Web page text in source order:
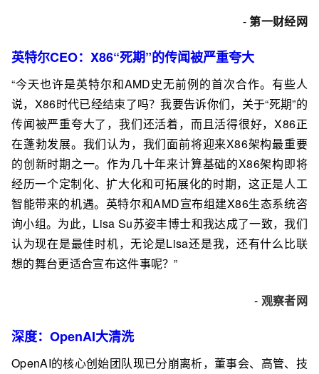
-第一财经网
英特尔CEO：X86“死期”的传闻被严重夸大
“今天也许是英特尔和AMD史无前例的首次合作。有些人
说，X86时代已经结束了吗？我要告诉你们，关于“死期”的
传闻被严重夸大了，我们还活着，而且活得很好，X86正
在蓬勃发展。我们认为，我们面前将迎来X86架构最重要
的创新时期之一。作为几十年来计算基础的X86架构即将
经历一个定制化、扩大化和可拓展化的时期，这正是人工
智能带来的机遇。英特尔和AMD宣布组建X86生态系统咨
询小组。为此，Lisa Su苏姿丰博士和我达成了一致，我们
认为现在是最佳时机，无论是Lisa还是我，还有什么比联
想的舞台更适合宣布这件事呢？”
- 观察者网
深度：OpenAI大清洗
OpenAI的核心创始团队现已分崩离析，董事会、高管、技